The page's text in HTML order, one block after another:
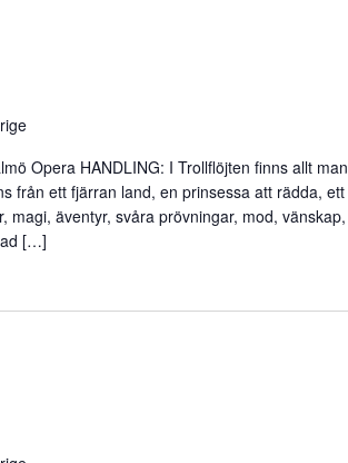
Opera HANDLING: I Trollflöjten finns allt man
från ett fjärran land, en prinsessa att rädda, ett
magi, äventyr, svåra prövningar, mod, vänskap,
[…]